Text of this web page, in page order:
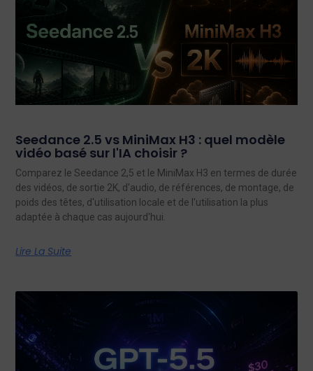
Seedance 2.5 vs MiniMax H3 : quel modèle
vidéo basé sur l'IA choisir ?
Comparez le Seedance 2,5 et le MiniMax H3 en termes de durée
des vidéos, de sortie 2K, d'audio, de références, de montage, de
poids des têtes, d'utilisation locale et de l'utilisation la plus
adaptée à chaque cas aujourd'hui.
Lire La Suite